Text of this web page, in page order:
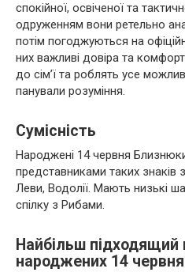
спокійної, освіченої та
одруженням вони ретельно
потім погоджуються на
них важливі довіра та
до сім’ї та роблять усе
панували розуміння.
Сумісність
Народжені 14 червня
представниками таких знаків
Леви, Водолії. Мають низькі
спілку з Рибами.
Найбільш підходящий
народжених 14 червня